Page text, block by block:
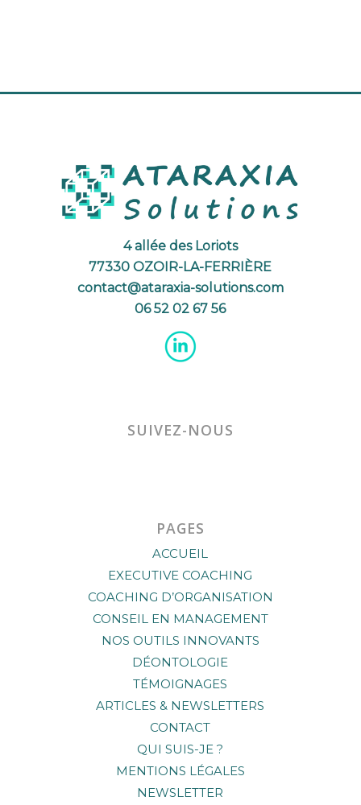
4 allée des Loriots
77330 OZOIR-LA-FERRIÈRE
contact@ataraxia-solutions.com
06 52 02 67 56
SUIVEZ-NOUS
PAGES
ACCUEIL
EXECUTIVE COACHING
COACHING D’ORGANISATION
CONSEIL EN MANAGEMENT
NOS OUTILS INNOVANTS
DÉONTOLOGIE
TÉMOIGNAGES
ARTICLES & NEWSLETTERS
CONTACT
QUI SUIS-JE ?
MENTIONS LÉGALES
NEWSLETTER